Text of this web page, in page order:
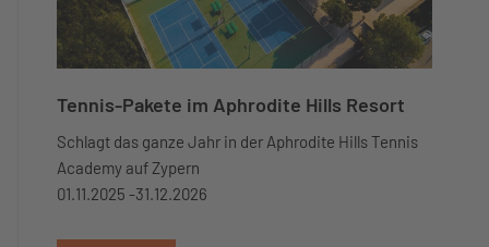
Tennis-Pakete im Aphrodite Hills Resort
Schlagt das ganze Jahr in der Aphrodite Hills Tennis
Academy auf Zypern
01.11.2025 -31.12.2026